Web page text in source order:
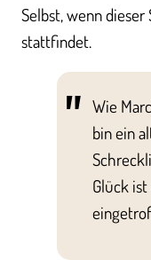
Selbst, wenn
stattfindet.
Wie
bin ein
Glück